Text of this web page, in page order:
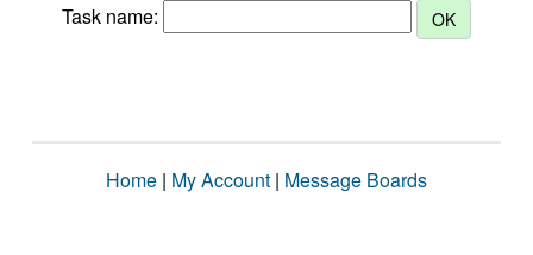
Task name:
Home | My Account | Message Boards